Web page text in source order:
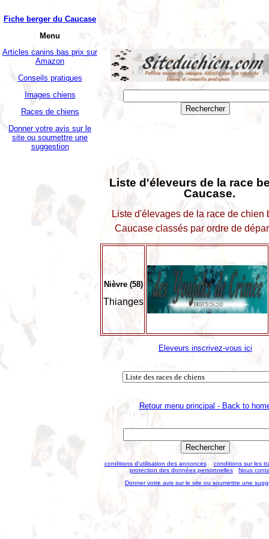
Fiche berger du Caucase
Menu
Articles canins bas prix sur
Amazon
Conseils pratiques
Images chiens
Races de chiens
Donner votre avis sur le
site ou soumettre une
suggestion
Liste d'éleveurs de la race
Caucase.
Liste d'élevages de la race de chien
Caucase classés par ordre de
Nièvre (58)
Thianges
Eleveurs inscrivez-vous ici
Retour menu principal - Back to
conditions d'utilisation des annonces
conditions sur les
protection des données personnelles
Nous
Donner votre avis sur le site ou soumettre une